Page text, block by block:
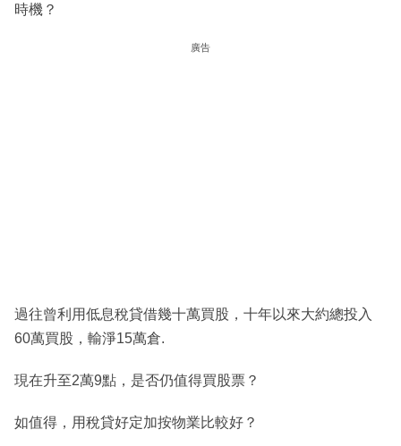
時機？
廣告
過往曾利用低息稅貸借幾十萬買股，十年以來大約總投入
60萬買股，輸淨15萬倉.
現在升至2萬9點，是否仍值得買股票？
如值得，用稅貸好定加按物業比較好？